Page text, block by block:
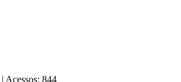
| Acessos: 844